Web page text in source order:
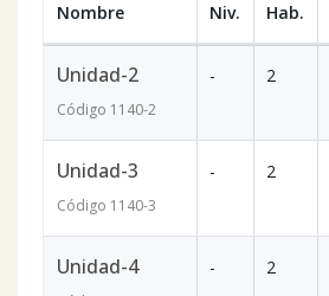
Nombre Niv. Hab.
Unidad-2
Código 1140-2
- 2
Unidad-3
Código 1140-3
- 2
Unidad-4 - 2